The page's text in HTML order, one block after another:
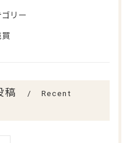
リー
稿
Recent